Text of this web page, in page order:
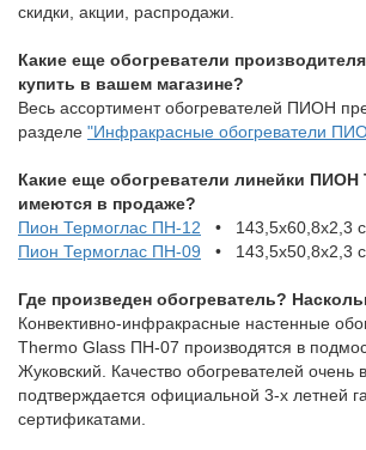
скидки, акции, распродажи.
Какие еще обогреватели
купить в вашем магазине?
Весь ассортимент обогревателей ПИОН
разделе "Инфракрасные обогреватели
Какие еще обогреватели линейки ПИОН
имеются в продаже?
Пион Термоглас ПН-12 • 143,5х60,8х2,3
Пион Термоглас ПН-09 • 143,5х50,8х2,3
Где произведен обогреватель?
Конвективно-инфракрасные настенные
Thermo Glass ПН-07 производятся в
Жуковский. Качество обогревателей очень
подтверждается официальной 3-х летней
сертификатами.